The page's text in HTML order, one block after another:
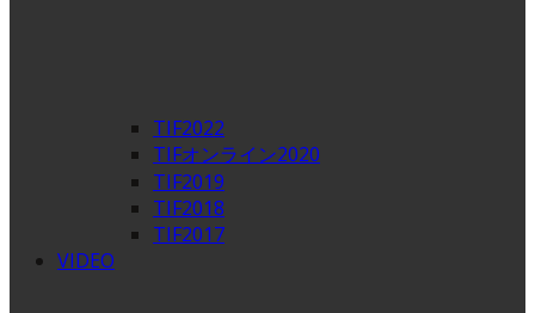
TIF2022
TIFオンライン2020
TIF2019
TIF2018
TIF2017
VIDEO